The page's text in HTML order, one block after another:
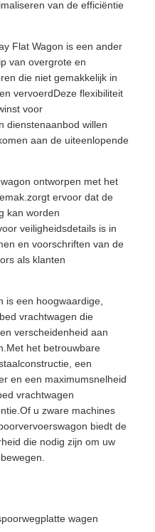
van de efficiëntie
Flat Wagon is een ander
van overgrote en
die niet gemakkelijk in
vervoerdDeze flexibiliteit
voor
dienstenaanbod willen
aan de uiteenlopende
ontworpen met het
ervoor dat de
kan worden
veiligheidsdetails is in
en voorschriften van de
als klanten
is een hoogwaardige,
vrachtwagen die
verscheidenheid aan
het betrouwbare
een
en een maximumsnelheid
vrachtwagen
u zware machines
biedt de
die nodig zijn om uw
wagen